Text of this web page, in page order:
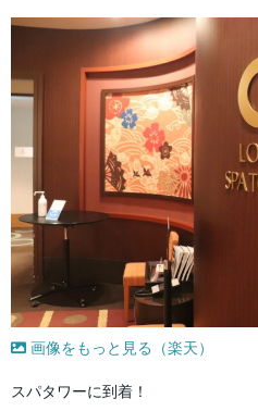
画像をもっと見る（楽天）
スパタワーに到着！